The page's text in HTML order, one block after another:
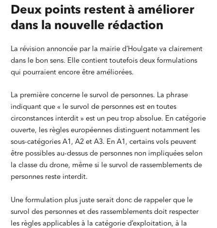
Deux points restent à améliorer
dans la nouvelle rédaction
La révision annoncée par la mairie d’Houlgate va clairement
dans le bon sens. Elle contient toutefois deux formulations
qui pourraient encore être améliorées.
La première concerne le survol de personnes. La phrase
indiquant que « le survol de personnes est en toutes
circonstances interdit » est un peu trop absolue. En catégorie
ouverte, les règles européennes distinguent notamment les
sous-catégories A1, A2 et A3. En A1, certains vols peuvent
être possibles au-dessus de personnes non impliquées selon
la classe du drone, même si le survol de rassemblements de
personnes reste interdit.
Une formulation plus juste serait donc de rappeler que le
survol des personnes et des rassemblements doit respecter
les règles applicables à la catégorie d’exploitation, à la